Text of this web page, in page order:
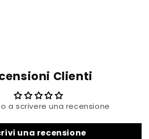
Clienti
a scrivere una recensione
una recensione